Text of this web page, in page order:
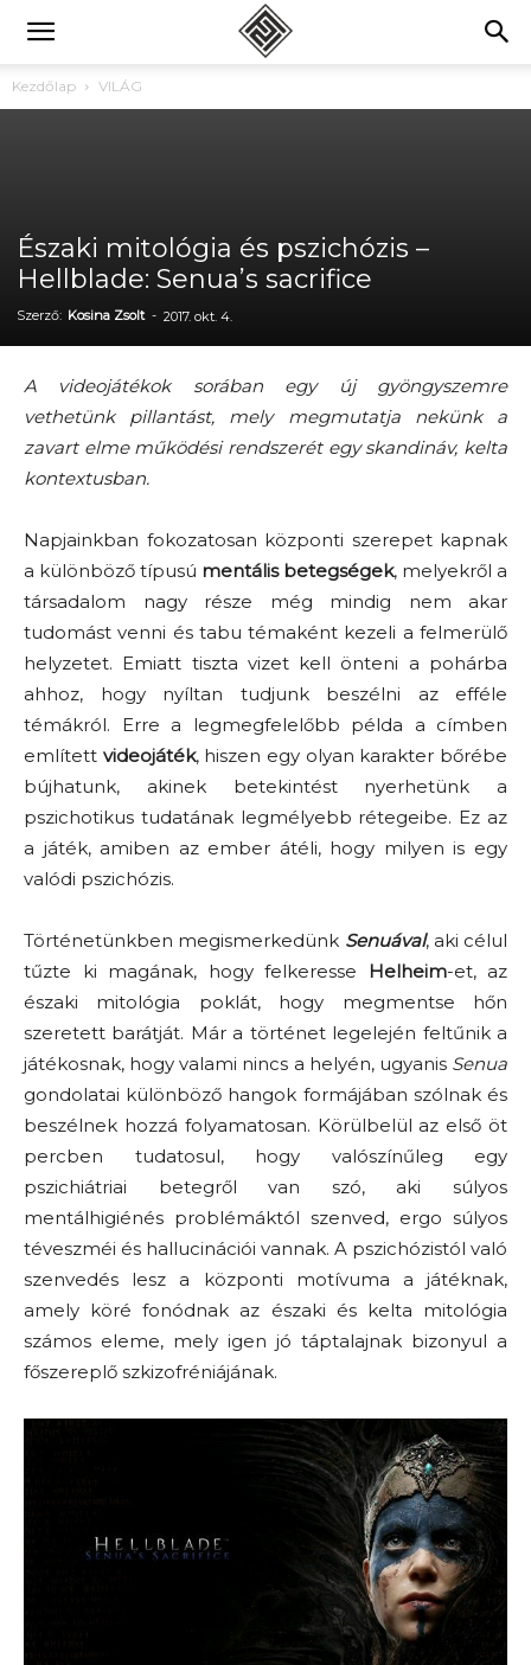
Kezdőlap VILÁG
Északi mitológia és pszichózis –
Hellblade: Senua’s sacrifice
Szerző: Kosina Zsolt - 2017. okt. 4.
A videojátékok sorában egy új gyöngyszemre
vethetünk pillantást, mely megmutatja nekünk a
zavart elme működési rendszerét egy skandináv, kelta
kontextusban.
Napjainkban fokozatosan központi szerepet kapnak
a különböző típusú mentális betegségek, melyekről a
társadalom nagy része még mindig nem akar
tudomást venni és tabu témaként kezeli a felmerülő
helyzetet. Emiatt tiszta vizet kell önteni a pohárba
ahhoz, hogy nyíltan tudjunk beszélni az efféle
témákról. Erre a legmegfelelőbb példa a címben
említett videojáték, hiszen egy olyan karakter bőrébe
bújhatunk, akinek betekintést nyerhetünk a
pszichotikus tudatának legmélyebb rétegeibe. Ez az
a játék, amiben az ember átéli, hogy milyen is egy
valódi pszichózis.
Történetünkben megismerkedünk Senuával, aki célul
tűzte ki magának, hogy felkeresse Helheim-et, az
északi mitológia poklát, hogy megmentse hőn
szeretett barátját. Már a történet legelején feltűnik a
játékosnak, hogy valami nincs a helyén, ugyanis Senua
gondolatai különböző hangok formájában szólnak és
beszélnek hozzá folyamatosan. Körülbelül az első öt
percben tudatosul, hogy valószínűleg egy
pszichiátriai betegről van szó, aki súlyos
mentálhigiénés problémáktól szenved, ergo súlyos
téveszméi és hallucinációi vannak. A pszichózistól való
szenvedés lesz a központi motívuma a játéknak,
amely köré fonódnak az északi és kelta mitológia
számos eleme, mely igen jó táptalajnak bizonyul a
főszereplő szkizofréniájának.